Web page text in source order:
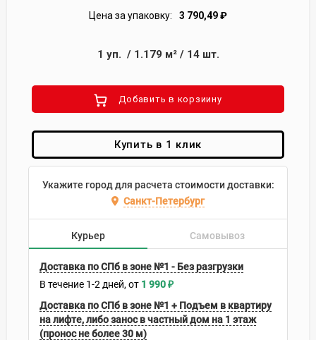
Цена за упаковку:
3 790,49₽
1 уп. / 1.179 м²/ 14 шт.
Добавить в корзиину
Купить в 1 клик
Укажите город для расчета стоимости доставки:
Санкт-Петербург
Курьер Самовывоз
Доставка по СПб в зоне №1 - Без разгрузки
В течение 1-2 дней 1 990₽
Доставка по СПб в зоне №1 + Подъем в квартиру
на лифте, либо занос в частный дом на 1 этаж
(пронос не более 30 м)